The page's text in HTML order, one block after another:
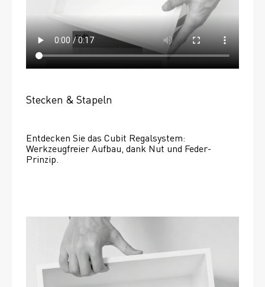
Stecken & Stapeln
Entdecken Sie das Cubit Regalsystem:
Werkzeugfreier Aufbau, dank Nut und Feder-
Prinzip.